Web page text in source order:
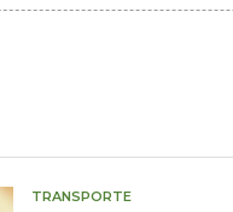
TRANSPORTE